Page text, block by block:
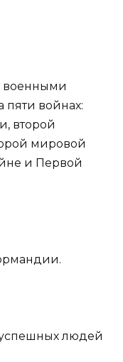
военными
войнах:
второй
мировой
и Первой
людей